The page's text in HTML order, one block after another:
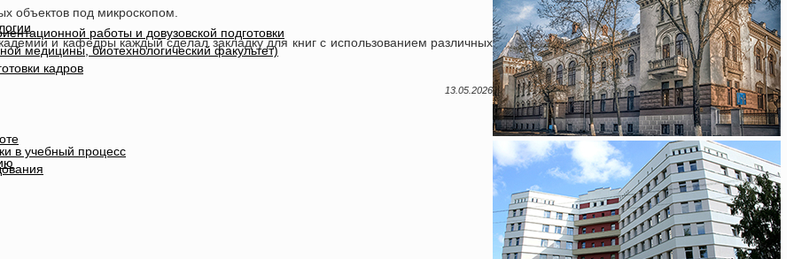
работы и довузовской подготовки
медицины, биотехнологический факультет)
кадров
в учебный процесс
объектов под микроскопом.
и кафедры каждый сделал закладку для книг с использованием различных
13.05.2026